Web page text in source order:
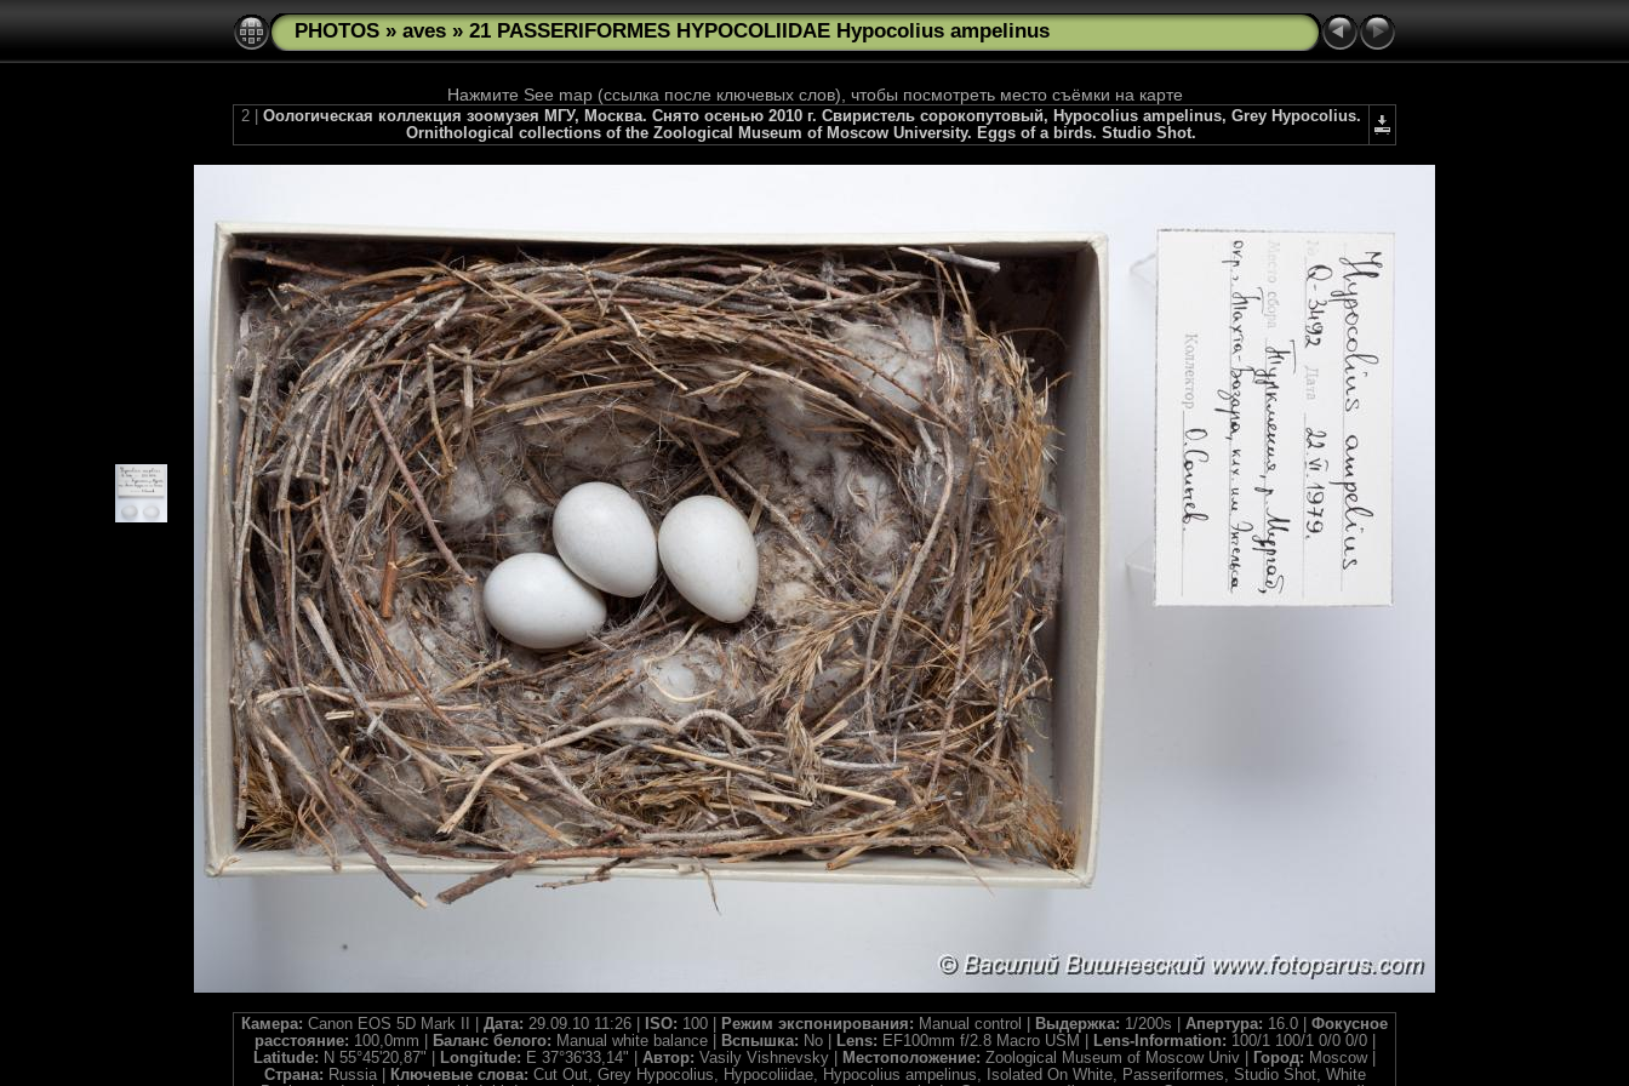
PHOTOS » aves » 21 PASSERIFORMES HYPOCOLIIDAE Hypocolius ampelinus
Нажмите See map (ссылка после ключевых слов), чтобы посмотреть место съёмки на карте
2 | Оологическая коллекция зоомузея МГУ, Москва. Снято осенью 2010 г. Свиристель сорокопутовый, Hypocolius ampelinus, Grey Hypocolius.
Ornithological collections of the Zoological Museum of Moscow University. Eggs of a birds. Studio Shot.
Камера: Canon EOS 5D Mark II | Дата: 29.09.10 11:26 | ISO: 100 | Режим экспонирования: Manual control | Выдержка: 1/200s | Апертура: 16.0 | Фокусное
расстояние: 100,0mm | Баланс белого: Manual white balance | Вспышка: No | Lens: EF100mm f/2.8 Macro USM | Lens-Information: 100/1 100/1 0/0 0/0 |
Latitude: N 55°45'20,87" | Longitude: E 37°36'33,14" | Автор: Vasily Vishnevsky | Местоположение: Zoological Museum of Moscow Univ | Город: Moscow |
Страна: Russia | Ключевые слова: Cut Out, Grey Hypocolius, Hypocoliidae, Hypocolius ampelinus, Isolated On White, Passeriformes, Studio Shot, White